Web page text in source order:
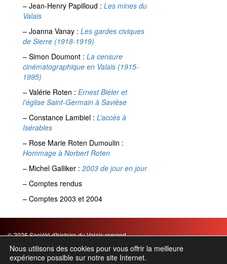
– Jean-Henry Papilloud : Les mines du
Valais
– Joanna Vanay : Les gardes civiques
de Sierre (1918-1919)
– Simon Doumont : La censure
cinématographique en Valais (1915-
1995)
– Valérie Roten : Ernest Biéler et
l’église Saint-Germain à Savièse
– Constance Lambiel : L’accès à
Isérables
– Rose Marie Roten Dumoulin :
Hommage à Norbert Roten
– Michel Galliker : 2003 de jour en jour
– Comptes rendus
– Comptes 2003 et 2004
© 2026 Société d'histoire du Valais romand
Chemin des Barrières 21 – Case postale 854 – 1920 Martigny
Nous utilisons des cookies pour vous offrir la meilleure
expérience possible sur notre site Internet.